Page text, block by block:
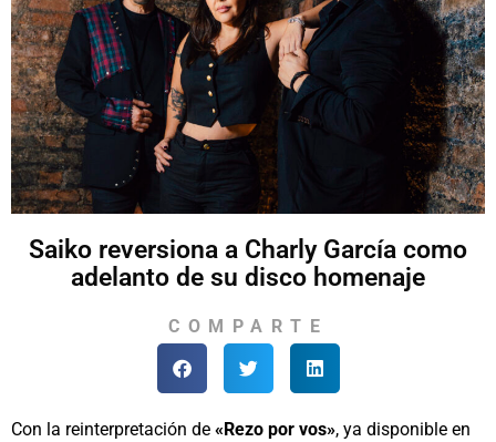
Saiko reversiona a Charly García como
adelanto de su disco homenaje
COMPARTE
Con la reinterpretación de «Rezo por vos», ya disponible en